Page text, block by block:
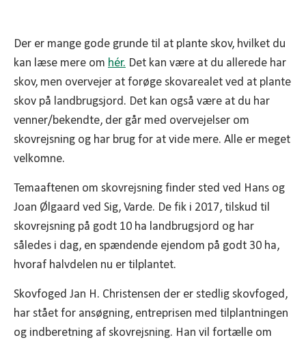
Der er mange gode grunde til at plante skov, hvilket du
kan læse mere om hér. Det kan være at du allerede har
skov, men overvejer at forøge skovarealet ved at plante
skov på landbrugsjord. Det kan også være at du har
venner/bekendte, der går med overvejelser om
skovrejsning og har brug for at vide mere. Alle er meget
velkomne.
Temaaftenen om skovrejsning finder sted ved Hans og
Joan Ølgaard ved Sig, Varde. De fik i 2017, tilskud til
skovrejsning på godt 10 ha landbrugsjord og har
således i dag, en spændende ejendom på godt 30 ha,
hvoraf halvdelen nu er tilplantet.
Skovfoged Jan H. Christensen der er stedlig skovfoged,
har stået for ansøgning, entreprisen med tilplantningen
og indberetning af skovrejsning. Han vil fortælle om